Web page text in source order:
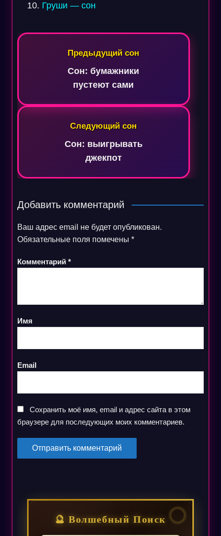
Груши — сон
Навигация
Предыдущий сон
Сон: бумажники
пустеют сами
Следующий сон
Сон: выигрывать
джекпот
Добавить комментарий
Ваш адрес email не будет опубликован.
Обязательные поля помечены *
Комментарий *
Имя
Email
Сохранить моё имя, email и адрес сайта в этом
браузере для последующих моих комментариев.
🔮 Волшебный Поиск